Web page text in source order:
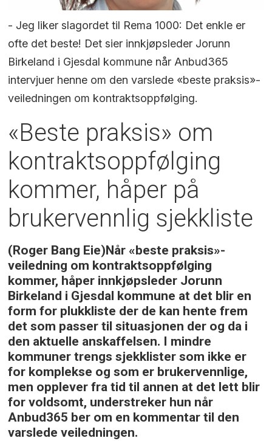
- Jeg liker slagordet til Rema 1000: Det enkle er
ofte det beste! Det sier innkjøpsleder Jorunn
Birkeland i Gjesdal kommune når Anbud365
intervjuer henne om den varslede «beste praksis»-
veiledningen om kontraktsoppfølging.
«Beste praksis» om
kontraktsoppfølging
kommer, håper på
brukervennlig sjekkliste
(Roger Bang Eie)Når «beste praksis»-
veiledning om kontraktsoppfølging
kommer, håper innkjøpsleder Jorunn
Birkeland i Gjesdal kommune at det blir en
form for plukkliste der de kan hente frem
det som passer til situasjonen der og da i
den aktuelle anskaffelsen. I mindre
kommuner trengs sjekklister som ikke er
for komplekse og som er brukervennlige,
men opplever fra tid til annen at det lett blir
for voldsomt, understreker hun når
Anbud365 ber om en kommentar til den
varslede veiledningen.